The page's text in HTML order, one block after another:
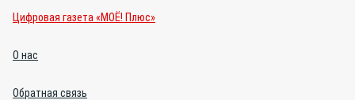
Цифровая газета «МОЁ! Плюс»
О нас
Обратная связь